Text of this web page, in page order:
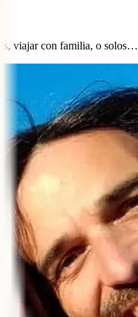
viajar con familia, o solos…